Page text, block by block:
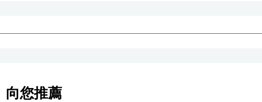
向您推薦